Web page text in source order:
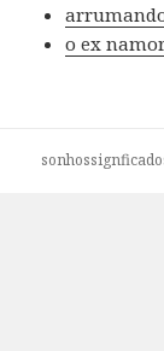
s
a
o ex